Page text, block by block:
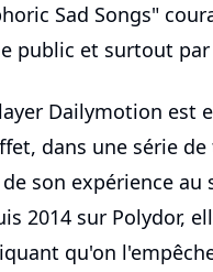
Sad Songs"
public et surtout
Dailymotion est
dans une série
son expérience
2014 sur Polydor,
qu'on